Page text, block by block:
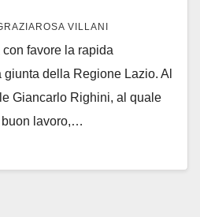
VILLANI
favore la rapida
della Regione Lazio. Al
Giancarlo Righini, al quale
buon lavoro,…